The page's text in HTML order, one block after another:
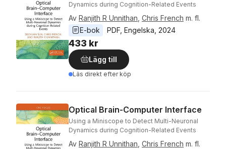
Dynamics during Cognition-Related Events
Av Ranjith R Unnithan Chris French m. fl.
E-bok
PDF Engelska 2024
433 kr
Lägg till
Läs direkt efter köp
Optical Brain-Computer Interface
Using a Miniscope to Detect Multi-Neuronal
Dynamics during Cognition-Related Events
Av Ranjith R Unnithan Chris French m. fl.